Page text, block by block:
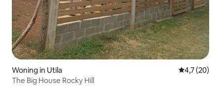
Woning in Utila
4,7 (20)
The Big House Rocky Hill